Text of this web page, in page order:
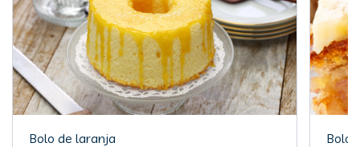
Bolo de laranja Bolo